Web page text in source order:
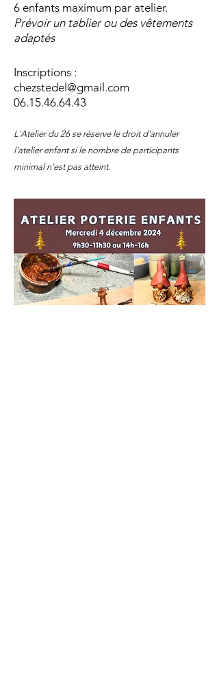
6 enfants maximum par atelier.
Prévoir un tablier ou des vêtements
adaptés
Inscriptions :
chezstedel@gmail.com
06.15.46.64.43
L'Atelier du 26 se réserve le droit d'annuler
l'atelier enfant si le nombre de participants
minimal n'est pas atteint.